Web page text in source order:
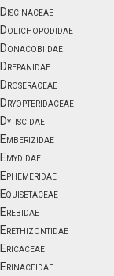
Discinaceae
Dolichopodidae
Donacobiidae
Drepanidae
Droseraceae
Dryopteridaceae
Dytiscidae
Emberizidae
Emydidae
Ephemeridae
Equisetaceae
Erebidae
Erethizontidae
Ericaceae
Erinaceidae